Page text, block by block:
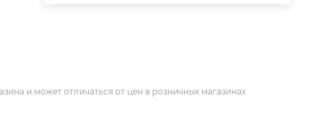
и может отличаться от цен в розничных магазинах